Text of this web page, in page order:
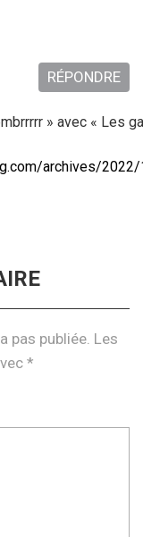
» avec « Les
archives/
RÉPONDRE
pas publiée. Les
*